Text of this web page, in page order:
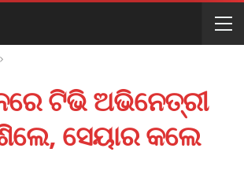
ଟିଭି ଅଭିନେତ୍ରୀ
ସେୟାର କଲେ